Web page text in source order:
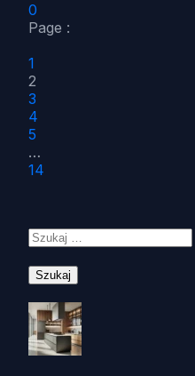
0
Page :
1
2
3
4
5
…
14